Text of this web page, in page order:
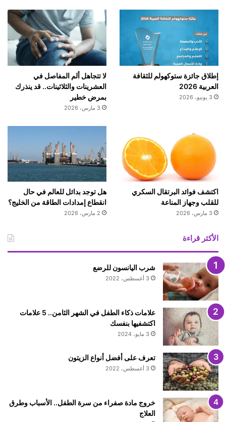
إطلاق جائزة ستوكهولم للثقافة
العربية 2026
3 يونيو، 2026
لا تتجاهل ألم المفاصل في
العشرينات والثلاثينات.. قد ينذرك
بمرض خطير
3 مارس، 2026
اكتشف فوائد البرتقال السكري
للقلب وجهاز المناعة
3 مارس، 2026
هل توجد بدائل للعالم في حال
انقطاع إمدادات الطاقة من الخليج؟
2 مارس، 2026
الأكثر قراءة
شرب اليانسون للرضع
3 أغسطس، 2022
علامات ذكاء الطفل في الشهر الثامن.. 5 علامات
اكتشفيها بنفسك
3 مايو، 2024
تعرف على أفضل أنواع الزيتون
3 أغسطس، 2022
خروج مادة صفراء من سرة الطفل.. الأسباب وطرق
العلاج